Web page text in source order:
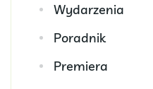
Wydarzenia
Poradnik
Premiera